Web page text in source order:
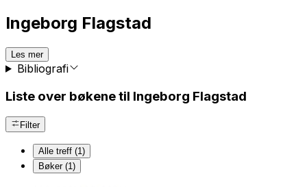
Ingeborg Flagstad
Les mer
Bibliografi
Liste over bøkene til Ingeborg Flagstad
Filter
Alle treff (1)
Bøker (1)